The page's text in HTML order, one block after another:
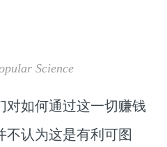
Science
如何通过这一切赚钱
不认为这是有利可图